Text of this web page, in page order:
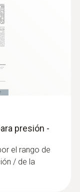
presión -
el rango de
/ de la